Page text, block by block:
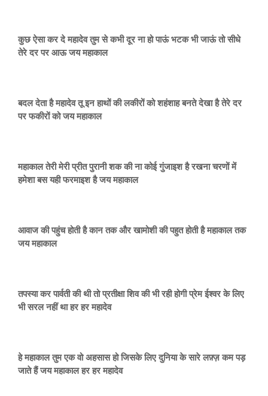
कुछ ऐसा कर दे महादेव तुम से कभी दूर ना हो पाऊं भटक भी जाऊं तो सीधे
तेरे दर पर आऊ जय महाकाल
बदल देता है महादेव तू इन हाथों की लकीरों को शहंशाह बनते देखा है तेरे दर
पर फकीरों को जय महाकाल
महाकाल तेरी मेरी प्रीत पुरानी शक की ना कोई गुंजाइश है रखना चरणों में
हमेशा बस यही फरमाइश है जय महाकाल
आवाज की पहुंच होती है कान तक और खामोशी की पहुत होती है महाकाल तक
जय महाकाल
तपस्या कर पार्वती की थी तो प्रतीक्षा शिव की भी रही होगी प्रेम ईश्वर के लिए
भी सरल नहीं था हर हर महादेव
हे महाकाल तुम एक वो अहसास हो जिसके लिए दुनिया के सारे लफ़्ज़ कम पड़
जाते हैं जय महाकाल हर हर महादेव